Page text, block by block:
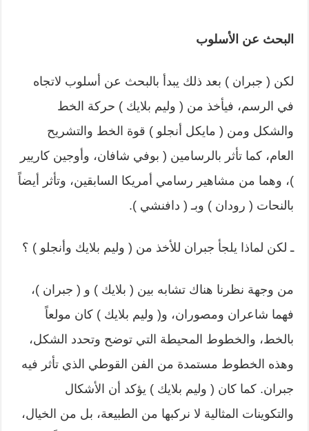
البحث عن الأسلوب
لكن ( جبران ) بعد ذلك يبدأ بالبحث عن أسلوب لاتجاه
في الرسم، فيأخذ من ( وليم بلايك ) حركة الخط
والشكل ومن ( مايكل أنجلو ) قوة الخط والتشريح
العام، كما تأثر بالرسامين ( بوفي شافان، وأوجين كاريير
)، وهما من مشاهير رسامي أمريكا السابقين، وتأثر أيضاً
بالنحات ( رودان ) وبـ ( دافنشي ).
ـ لكن لماذا يلجأ جبران للأخذ من ( وليم بلايك وأنجلو ) ؟
من وجهة نظرنا هناك تشابه بين ( بلايك ) و ( جبران )،
فهما شاعران ومصوران، و( وليم بلايك ) كان مولعاً
بالخط، والخطوط المحيطة التي توضح وتحدد الشكل،
وهذه الخطوط مستمدة من الفن القوطي الذي تأثر فيه
جبران. كما كان ( وليم بلايك ) يؤكد أن الأشكال
والتكوينات المثالية لا نركبها من الطبيعة، بل من الخيال،